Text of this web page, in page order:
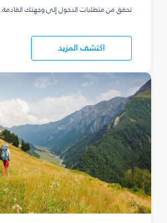
تحقق من متطلبات الدخول إلى وجهتك القادمة.
اكتشف المزيد